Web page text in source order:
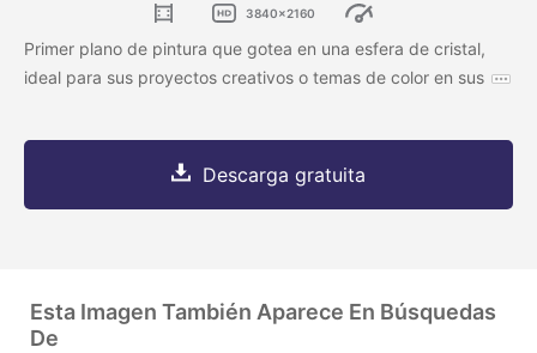
3840x2160
Primer plano de pintura que gotea en una esfera de cristal,
ideal para sus proyectos creativos o temas de color en sus
Descarga gratuita
Esta Imagen También Aparece En Búsquedas
De